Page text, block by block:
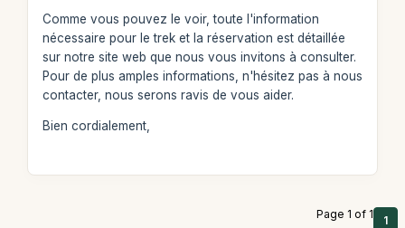
Comme vous pouvez le voir, toute l'information
nécessaire pour le trek et la réservation est détaillée
sur notre site web que nous vous invitons à consulter.
Pour de plus amples informations, n'hésitez pas à nous
contacter, nous serons ravis de vous aider.
Bien cordialement,
Page 1 of 1 1